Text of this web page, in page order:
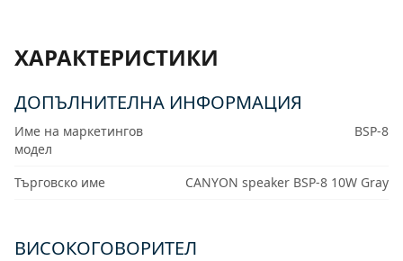
ХАРАКТЕРИСТИКИ
ДОПЪЛНИТЕЛНА ИНФОРМАЦИЯ
Име на маркетингов
модел
BSP-8
Търговско име CANYON speaker BSP-8 10W Gray
ВИСОКОГОВОРИТЕЛ